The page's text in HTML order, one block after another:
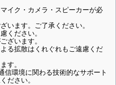
イク・カメラ・スピーカーが必
います。ご了承ください。
ください。
ざいます。
る拡散はくれぐれもご遠慮くだ
す。
信環境に関わる技術的なサポート
ださい。